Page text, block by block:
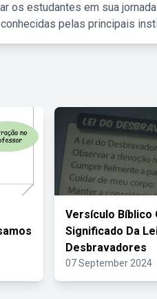
os estudantes em sua
pelas principais
Versículo Bíblico
Significado Da
Desbravadores
07 September 2024